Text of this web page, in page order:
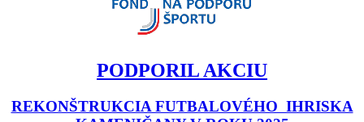
PODPORIL AKCIU
REKONŠTRUKCIA FUTBALOVÉHO IHRISKA